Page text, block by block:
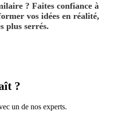
? Faites confiance à
vos idées en réalité,
plus serrés.
?
un de nos experts.